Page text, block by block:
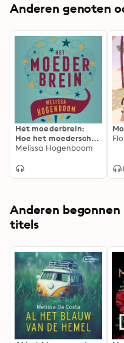
Anderen genoten
Het moederbrein:
Hoe het moederschap
je lichaam, geest en
Melissa Hogenboom
Anderen begonnen
titels